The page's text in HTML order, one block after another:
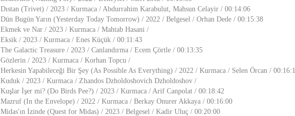
Dıstan (Trivet) / 2023 / Kurmaca / Abdurrahim Karabulut, Mahsun Celayir / 00:14:06
Dün Bugün Yarın (Yesterday Today Tomorrow) / 2022 / Belgesel / Orhan Dede / 00:15:38
Ekmek ve Nar / 2023 / Kurmaca / Mahtab Hasani /
Eksik / 2023 / Kurmaca / Enes Küçük / 00:11:43
The Galactic Treasure / 2023 / Canlandırma / Ecem Çörtle / 00:13:35
Gözlerin / 2023 / Kurmaca / Korhan Topcu /
Herkesin Yapabileceği Bir Şey (As Possible As Everything) / 2022 / Kurmaca / Selen Örcan /
Kuduk / 2023 / Kurmaca / Zhandos Dzholdoshovich Dzholdoshov /
Kuşlar İşer mi? (Do Birds Pee?) / 2023 / Kurmaca / Arif Canpolat / 00:18:42
Mazruf (In the Envelope) / 2022 / Kurmaca / Berkay Onurer Akkaya / 00:16:00
Midas'ın İzinde (Quest for Midas) / 2023 / Belgesel / Kadir Uluç / 00:20:00